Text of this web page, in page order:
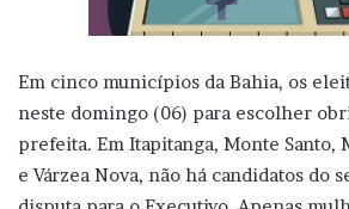
Em cinco municípios da Bahia, os
neste domingo (06) para escolher
prefeita. Em Itapitanga, Monte Santo,
e Várzea Nova, não há candidatos do